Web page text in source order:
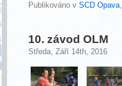
Publikováno v SCD Opava,
10. závod OLM
Středa, Září 14th, 2016